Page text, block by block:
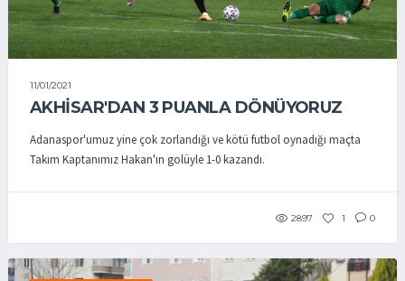
11/01/2021
AKHİSAR'DAN 3 PUANLA DÖNÜYORUZ
Adanaspor'umuz yine çok zorlandığı ve kötü futbol oynadığı maçta
Takım Kaptanımız Hakan'ın golüyle 1-0 kazandı.
2897 1 0